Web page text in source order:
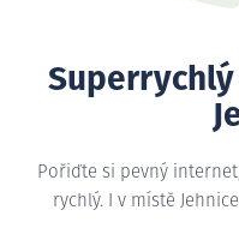
Pořiďte si pevný
rychlý. I v místě